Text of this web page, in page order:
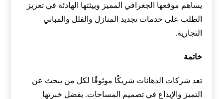
يساهم موقعها الجغرافي المميز وبيئتها الهادئة في تعزيز
الطلب على خدمات تجديد المنازل والفلل والمباني
التجارية.
خاتمة
تعد شركات الدهانات شريكًا موثوقًا لكل من يبحث عن
التميز والإبداع في تصميم المساحات. بفضل خبرتها